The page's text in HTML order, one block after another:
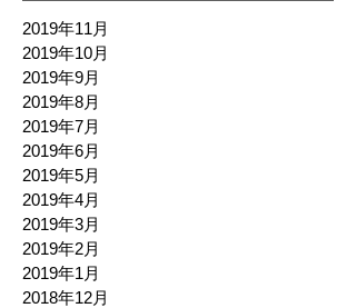
2019年11月
2019年10月
2019年9月
2019年8月
2019年7月
2019年6月
2019年5月
2019年4月
2019年3月
2019年2月
2019年1月
2018年12月